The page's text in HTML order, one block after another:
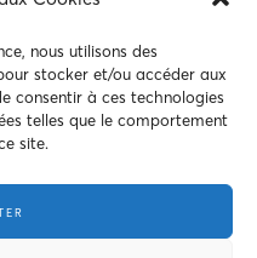
nous utilisons des
stocker et/ou accéder aux
consentir à ces technologies
telles que le comportement
site.